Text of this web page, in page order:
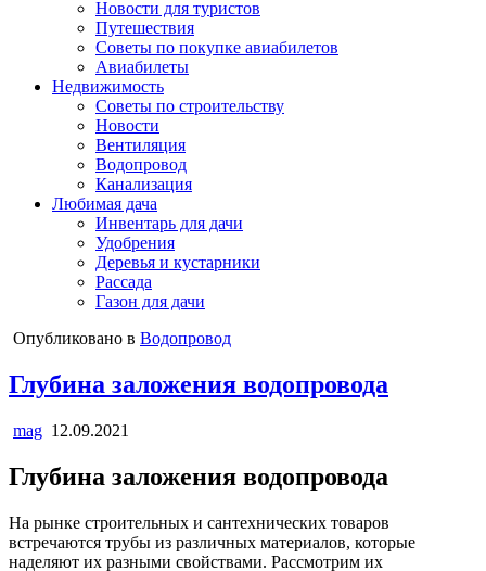
Новости для туристов
Путешествия
Советы по покупке авиабилетов
Авиабилеты
Недвижимость
Советы по строительству
Новости
Вентиляция
Водопровод
Канализация
Любимая дача
Инвентарь для дачи
Удобрения
Деревья и кустарники
Рассада
Газон для дачи
Опубликовано в Водопровод
Глубина заложения водопровода
mag 12.09.2021
Глубина заложения водопровода
На рынке строительных и сантехнических товаров
встречаются трубы из различных материалов, которые
наделяют их разными свойствами. Рассмотрим их